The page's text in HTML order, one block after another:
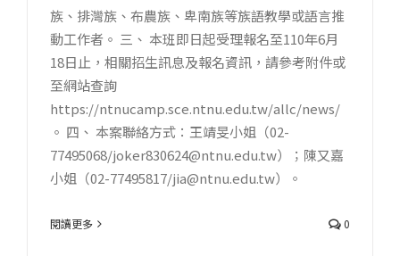
族、排灣族、布農族、卑南族等族語教學或語言推
動工作者。 三、 本班即日起受理報名至110年6月
18日止，相關招生訊息及報名資訊，請參考附件或
至網站查詢
https://ntnucamp.sce.ntnu.edu.tw/allc/news/
。 四、 本案聯絡方式：王靖旻小姐（02-
77495068/joker830624@ntnu.edu.tw）；陳又嘉
小姐（02-77495817/jia@ntnu.edu.tw）。
閱讀更多 0